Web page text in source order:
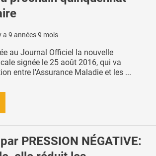
a 9 années 9 mois
au Journal Officiel la nouvelle
signée le 25 août 2016, qui va
entre l'Assurance Maladie et les ...
PRESSION NÉGATIVE: